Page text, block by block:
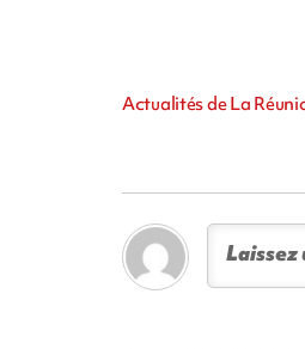
Actualités de La